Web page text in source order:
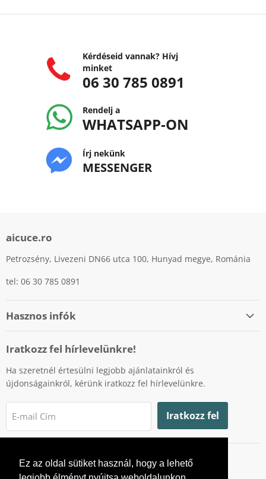
Ez az oldal sütiket használ, hogy a lehető
Kérdéseid vannak? Hívj
minket
06 30 785 0891
Rendelj a
WHATSAPP-ON
Írj nekünk
MESSENGER
aicuce.ro
Petrozsény, Livezeni DN66 utca 100, Hunyad megye, Románia
tel: 06 30 785 0891
Hasznos infók
Cookiek (sütik) használatának szabályzata
Fizetési lehetőségek
Szállítás
Iratkozz fel hírlevelünkre!
Ha szeretnél értesülni legjobb ajánlatainkról és
újdonságainkról, kérünk iratkozz fel hírlevelünkre.
E-mail Cím Iratkozz fel
Ne Ne